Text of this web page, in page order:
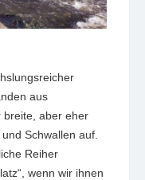
aus
breite, aber eher
Schwallen auf.
Reiher
wenn wir ihnen